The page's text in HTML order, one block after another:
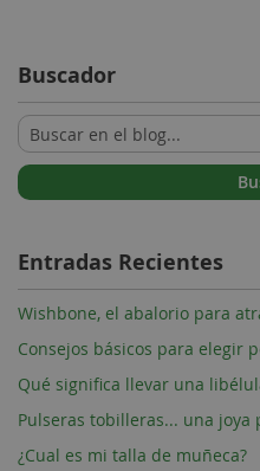
Buscador
Entradas Recientes
Wishbone, el abalorio para
Consejos básicos para elegir
Qué significa llevar una
Pulseras tobilleras... una joya
¿Cual es mi talla de muñeca?